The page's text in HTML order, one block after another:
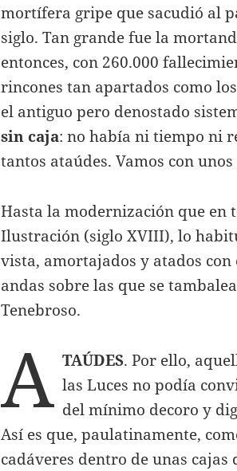
mortífera gripe que sacudió al
siglo. Tan grande fue la
entonces, con 260.000
rincones tan apartados como
el antiguo pero denostado
sin caja: no había ni tiempo ni
tantos ataúdes. Vamos con
Hasta la modernización que en
Ilustración (siglo XVIII), lo
vista, amortajados y atados
andas sobre las que se
Tenebroso.
A TAÚDES. Por ello,
las Luces no podía
del mínimo decoro y
Así es que, paulatinamente,
cadáveres dentro de unas